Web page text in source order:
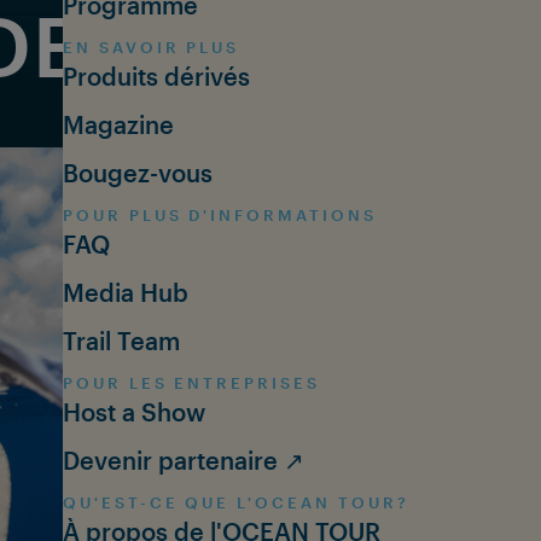
EN SAVOIR PLUS
Produits dérivés
Magazine
Bougez-vous
POUR PLUS D'INFORMATIONS
FAQ
Media Hub
Trail Team
POUR LES ENTREPRISES
Host a Show
Devenir partenaire ↗
QU'EST-CE QUE L'OCEAN TOUR?
À propos de l'OCEAN TOUR
THAN